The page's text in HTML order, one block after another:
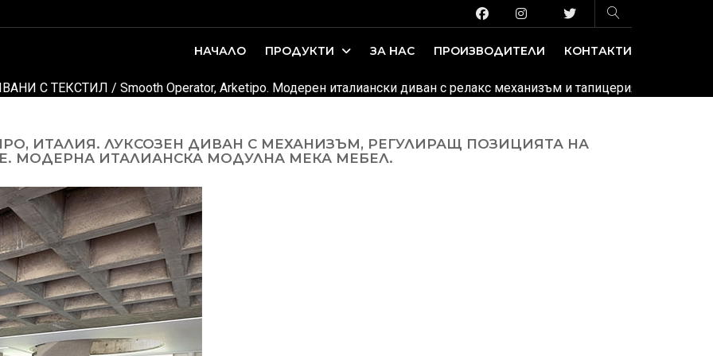
НАЧАЛО ПРОДУКТИ ЗА НАС ПРОИЗВОДИТЕЛИ КОНТАКТИ
С ТЕКСТИЛ / Smooth Operator, Arketipo. Модерен италиански диван с релакс механизъм и тапицерия от кожа или
ИТАЛИЯ. ЛУКСОЗЕН ДИВАН С МЕХАНИЗЪМ, РЕГУЛИРАЩ ПОЗИЦИЯТА НА
МОДЕРНА ИТАЛИАНСКА МОДУЛНА МЕКА МЕБЕЛ.